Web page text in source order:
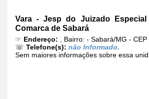
Vara - Jesp do Juizado
Comarca de Sabará
☞ Endereço: , Bairro: - Sabará/MG - CEP
☏ Telefone(s): não Informado.
Sem maiores informações sobre essa